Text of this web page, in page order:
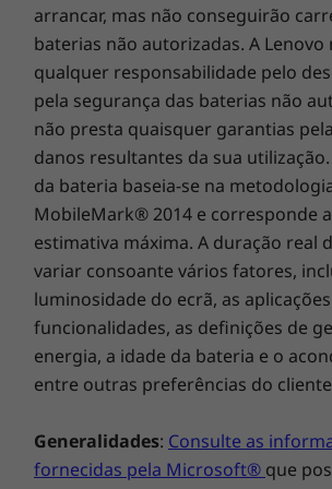
Para concretizar o que
Dê asas à sua criatividade e
vantagem da IA com placas
NVIDIA® GeForce RTX™ 4060
seguimento de raios dedicado,
de vídeo. Desfrute de gráficos
com seguimento de raios
Desfrute da aceleração de IA
poupar tempo nas principais
criativas. E obtenha acesso
conjunto de ferramentas NVIDIA
de elevado desempenho para
criação acelerada e Gaming
atualização para o On-site Service.
excelência reside na combinação
arrancar, mas não conseguirão
baterias não autorizadas. A Lenovo
qualquer responsabilidade pelo
pela segurança das baterias não
não presta quaisquer garantias
danos resultantes da sua
da bateria baseia-se na
MobileMark® 2014 e corresponde
estimativa máxima. A duração real
variar consoante vários fatores,
luminosidade do ecrã, as
funcionalidades, as definições de
energia, a idade da bateria e o
entre outras preferências do
Generalidades: Consulte as
fornecidas pela Microsoft® que